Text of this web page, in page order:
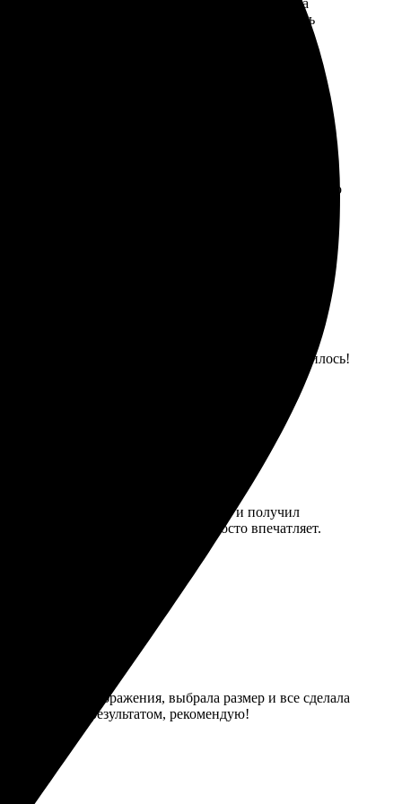
отличное, материал приятный. Приятно удивила
Рекомендую однозначно! Обязательно вернусь
оплатил. Забрал через несколько дней – качество
который пожелала. Рекомендую, все понравилось!
изображения, загрузил их на сайт и получил
упаковке, качество печати просто впечатляет.
изображения, выбрала размер и все сделала
довольна результатом, рекомендую!